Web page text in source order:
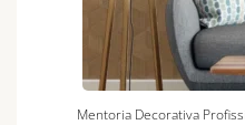
Mentoria Decorativa